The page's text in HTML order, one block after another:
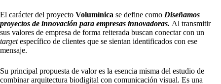
El carácter del proyecto Volumínica se define como Diseñamos
proyectos de innovación para empresas innovadoras. Al transmitir
sus valores de empresa de forma reiterada buscan conectar con un
targetespecífico de clientes que se sientan identificados con ese
mensaje.
Su principal propuesta de valor es la esencia misma del estudio de
combinar arquitectura biodigital con comunicación visual. Es una